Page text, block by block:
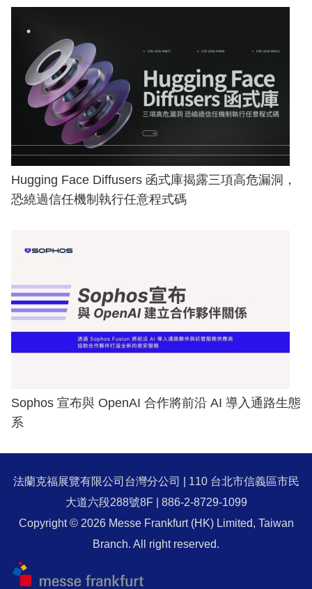
Hugging Face Diffusers 函式庫揭露三項高危漏洞，
恐繞過信任機制執行任意程式碼
Sophos 宣布與 OpenAI 合作將前沿 AI 導入通路生態
系
法蘭克福展覽有限公司台灣分公司 | 110 台北市信義區市民
大道六段288號8F | 886-2-8729-1099
Copyright © 2026 Messe Frankfurt (HK) Limited, Taiwan
Branch. All right reserved.